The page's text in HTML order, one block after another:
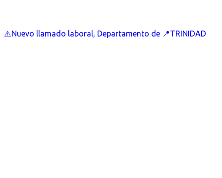
⚠️Nuevo llamado laboral, Departamento de 📍TRINIDAD